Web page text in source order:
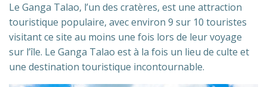
Le Ganga Talao, l’un des cratères, est une attraction
touristique populaire, avec environ 9 sur 10 touristes
visitant ce site au moins une fois lors de leur voyage
sur l’île. Le Ganga Talao est à la fois un lieu de culte et
une destination touristique incontournable.